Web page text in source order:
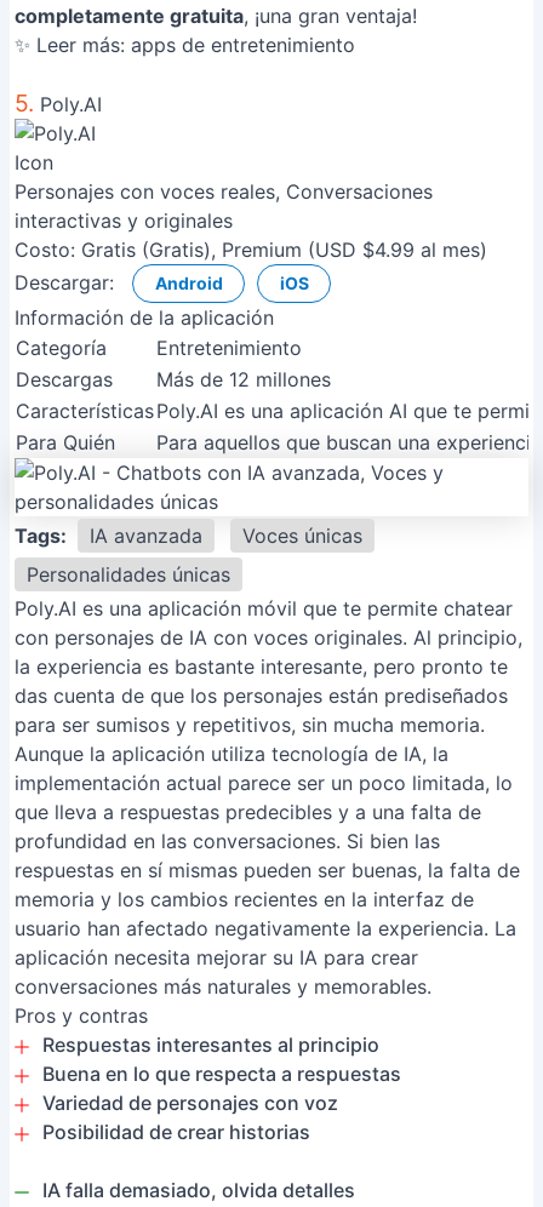
completamente gratuita, ¡una gran ventaja!
✨ Leer más: apps de entretenimiento
5. Poly.AI
Personajes con voces reales, Conversaciones
interactivas y originales
Costo: Gratis (Gratis), Premium (USD $4.99 al mes)
Descargar:
Android iOS
Información de la aplicación
Categoría
Entretenimiento
Descargas
Más de 12 millones
CaracterísticasPoly.AI es una aplicación AI que te
Para Quién
Para aquellos que buscan una
Tags: IA avanzada
Voces únicas
Personalidades únicas
Poly.AI es una aplicación móvil que te permite chatear
con personajes de IA con voces originales. Al principio,
la experiencia es bastante interesante, pero pronto te
das cuenta de que los personajes están prediseñados
para ser sumisos y repetitivos, sin mucha memoria.
Aunque la aplicación utiliza tecnología de IA, la
implementación actual parece ser un poco limitada, lo
que lleva a respuestas predecibles y a una falta de
profundidad en las conversaciones. Si bien las
respuestas en sí mismas pueden ser buenas, la falta de
memoria y los cambios recientes en la interfaz de
usuario han afectado negativamente la experiencia. La
aplicación necesita mejorar su IA para crear
conversaciones más naturales y memorables.
Pros y contras
Respuestas interesantes al principio
Buena en lo que respecta a respuestas
Variedad de personajes con voz
Posibilidad de crear historias
IA falla demasiado, olvida detalles